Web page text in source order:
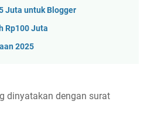
Juta untuk Blogger
Rp100 Juta
2025
dinyatakan dengan surat